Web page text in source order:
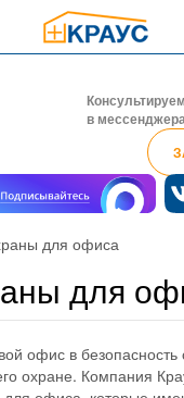
Консультируем
в
для офиса
для
офис в безопасность
охране. Компания